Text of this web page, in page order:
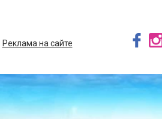
Реклама на сайте